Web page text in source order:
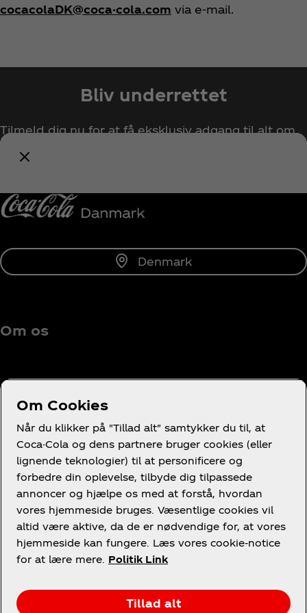
cocacolaDK@coca-cola.com via e-mail.
Bliv underrettet
Tilmeld dig nu for at få eksklusiv adgang til alt om
Denmark
Om os
Brug for hjælp?
Juridisk
Om Cookies
Når du klikker på "Tillad alt" samtykker du til, at
Coca-Cola og dens partnere bruger cookies (eller
lignende teknologier) til at personificere og
forbedre din oplevelse, tilbyde dig tilpassede
annoncer og hjælpe os med at forstå, hvordan
vores hjemmeside bruges. Væsentlige cookies vil
altid være aktive, da de er nødvendige for, at vores
hjemmeside kan fungere. Læs vores cookie-notice
for at lære mere. Politik Link
Tillad alt